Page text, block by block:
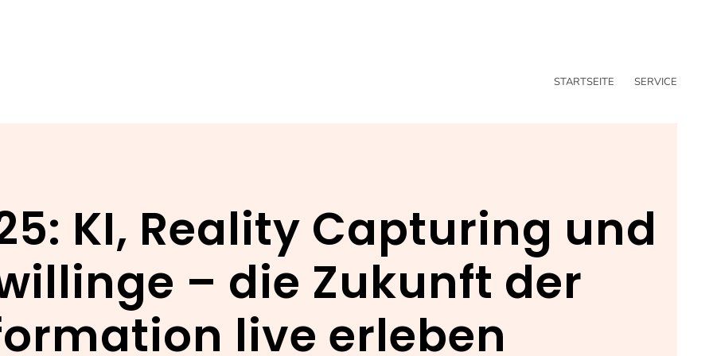
STARTSEITE SERVICE
KI, Reality Capturing und
– die Zukunft der
live erleben